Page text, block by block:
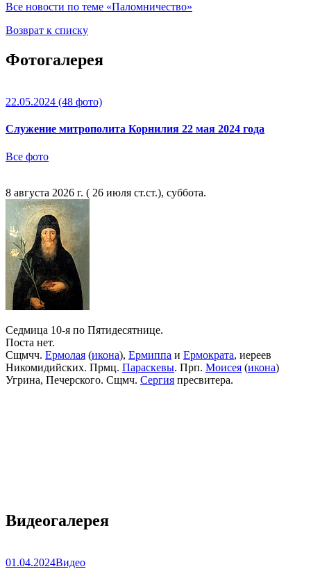
Все новости по теме «Паломничество»
Возврат к списку
Фотогалерея
22.05.2024 (48 фото)
Служение митрополита Корнилия 22 мая 2024 года
Все фото
8 августа 2026 г. ( 26 июля ст.ст.), суббота.
Седмица 10-я по Пятидесятнице.
Поста нет.
Сщмчч. Ермолая (икона), Ермиппа и Ермократа, иереев
Никомидийских. Прмц. Параскевы. Прп. Моисея (икона)
Угрина, Печерского. Сщмч. Сергия пресвитера.
Видеогалерея
01.04.2024Видео